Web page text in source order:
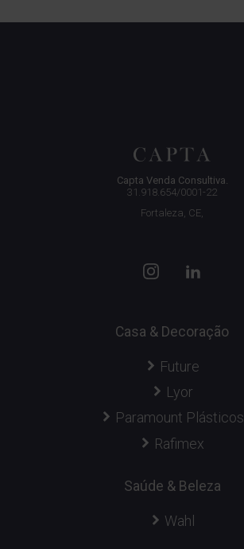
Capta Venda Consultiva.
31.918.654/0001-22
Fortaleza, CE,
Casa & Decoração
Future
Lyor
Paramount Plásticos
Rafimex
Saúde & Beleza
Wahl